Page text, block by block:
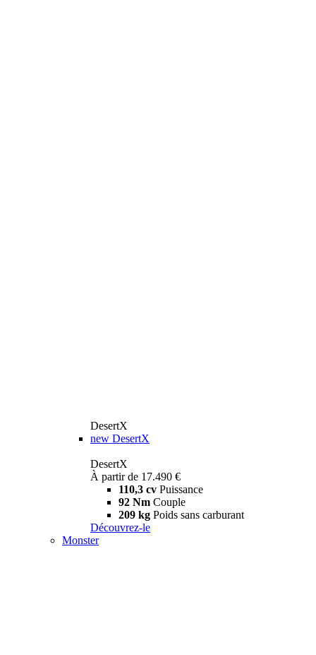
DesertX
new DesertX
DesertX
À partir de 17.490 €
110,3 cv Puissance
92 Nm Couple
209 kg Poids sans carburant
Découvrez-le
Monster